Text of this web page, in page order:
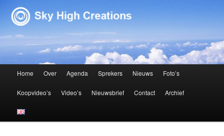
Sky High Creations
Spring naar de primaire inhoud
Spring naar de secundaire inhoud
Home Over Agenda Sprekers Nieuws Foto’s
Koopvideo’s Video’s Nieuwsbrief Contact Archief